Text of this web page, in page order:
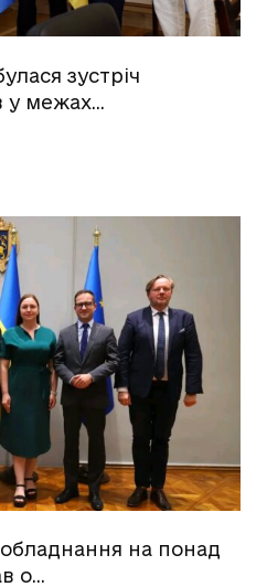
зустріч
у межах…
на понад
о…